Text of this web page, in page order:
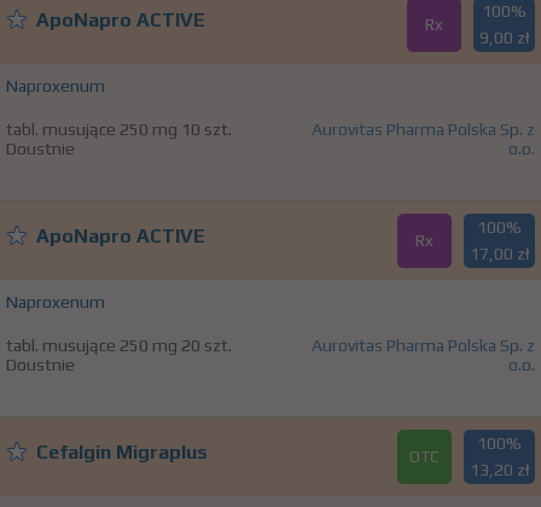
ApoNapro ACTIVE Rx
100%
9,00 zł
Naproxenum
tabl. musujące 250 mg 10 szt.
Doustnie
Aurovitas Pharma Polska Sp. z
o.o.
ApoNapro ACTIVE Rx
100%
17,00 zł
Naproxenum
tabl. musujące 250 mg 20 szt.
Doustnie
Aurovitas Pharma Polska Sp. z
o.o.
Cefalgin Migraplus OTC
100%
13,20 zł